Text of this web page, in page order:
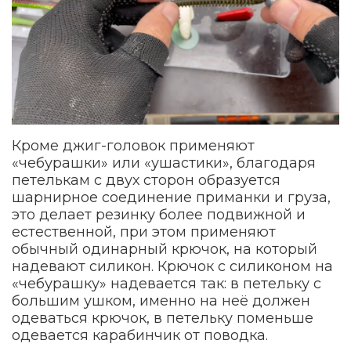
Кроме джиг-головок применяют
«чебурашки» или «ушастики», благодаря
петелькам с двух сторон образуется
шарнирное соединение приманки и груза,
это делает резинку более подвижной и
естественной, при этом применяют
обычный одинарный крючок, на который
надевают силикон. Крючок с силиконом на
«чебурашку» надевается так: в петельку с
большим ушком, именно на неё должен
одеваться крючок, в петельку поменьше
одевается карабинчик от поводка.